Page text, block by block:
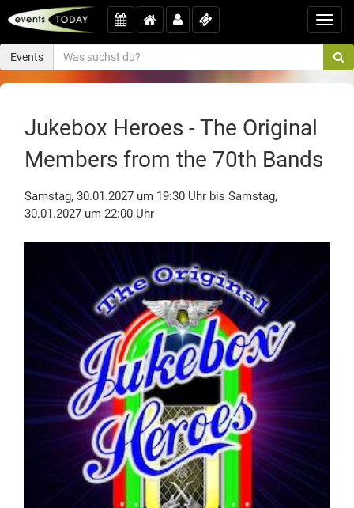
Events
Jukebox Heroes - The Original
Members from the 70th Bands
Samstag, 30.01.2027 um 19:30 Uhr bis Samstag,
30.01.2027 um 22:00 Uhr